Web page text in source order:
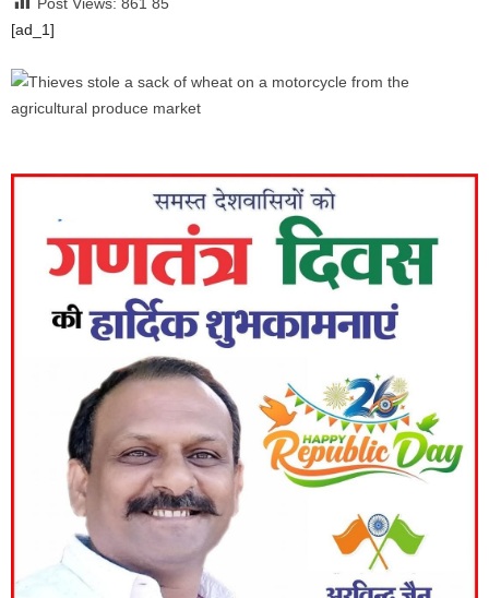
[ad_1]